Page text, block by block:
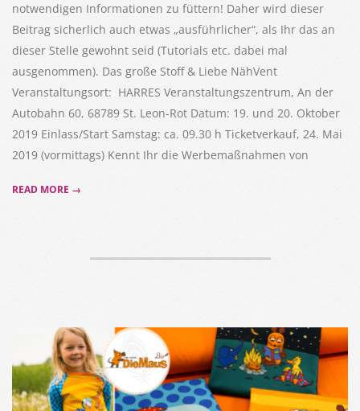
notwendigen Informationen zu füttern! Daher wird dieser
Beitrag sicherlich auch etwas „ausführlicher“, als Ihr das an
dieser Stelle gewohnt seid (Tutorials etc. dabei mal
ausgenommen). Das große Stoff & Liebe NähVent
Veranstaltungsort: HARRES Veranstaltungszentrum, An der
Autobahn 60, 68789 St. Leon-Rot Datum: 19. und 20. Oktober
2019 Einlass/Start Samstag: ca. 09.30 h Ticketverkauf, 24. Mai
2019 (vormittags) Kennt Ihr die Werbemaßnahmen von
READ MORE →